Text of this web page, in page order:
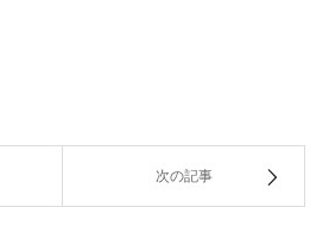
次の記事